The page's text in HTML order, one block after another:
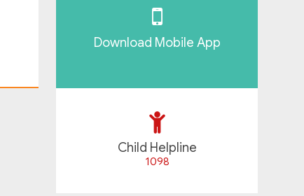
Download Mobile App
Child Helpline
1098